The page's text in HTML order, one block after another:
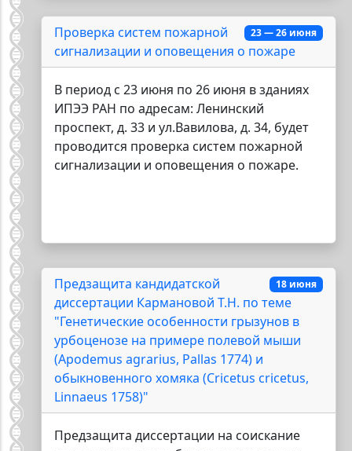
23 — 26 июня
Проверка систем пожарной
сигнализации и оповещения о пожаре
В период с 23 июня по 26 июня в зданиях
ИПЭЭ РАН по адресам: Ленинский
проспект, д. 33 и ул.Вавилова, д. 34, будет
проводится проверка систем пожарной
сигнализации и оповещения о пожаре.
18 июня
Предзащита кандидатской
диссертации Кармановой Т.Н. по теме
"Генетические особенности грызунов в
урбоценозе на примере полевой мыши
(Apodemus agrarius, Pallas 1774) и
обыкновенного хомяка (Cricetus cricetus,
Linnaeus 1758)"
Предзащита диссертации на соискание